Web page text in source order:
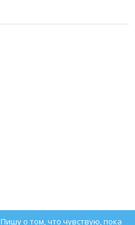
Пишу о том, что чувствую, пока